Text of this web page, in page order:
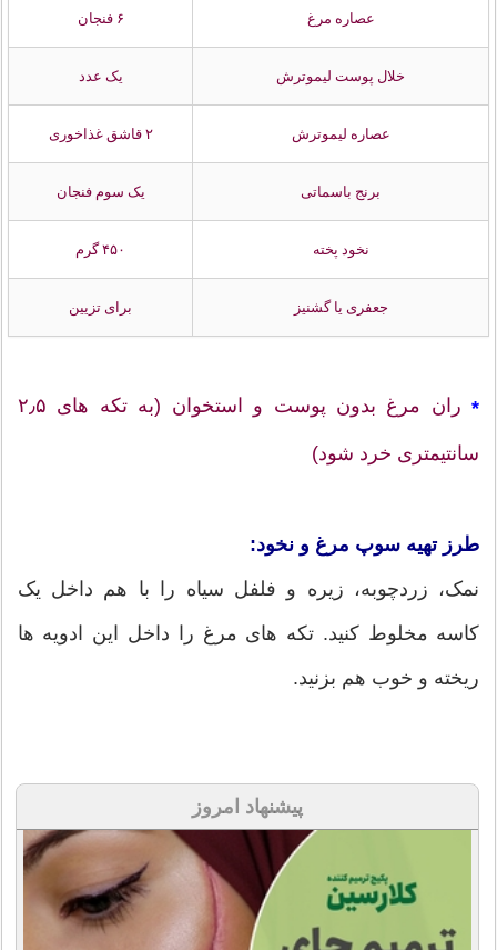
عصاره مرغ ۶ فنجان
خلال پوست لیموترش یک عدد
عصاره لیموترش ۲ قاشق غذاخوری
برنج باسماتی یک سوم فنجان
نخود پخته ۴۵۰ گرم
جعفری یا گشنیز برای تزیین
* ران مرغ بدون پوست و استخوان (به تکه های ۲٫۵
سانتیمتری خرد شود)
طرز تهیه سوپ مرغ و نخود:
نمک، زردچوبه، زیره و فلفل سیاه را با هم داخل یک
کاسه مخلوط کنید. تکه های مرغ را داخل این ادویه ها
ریخته و خوب هم بزنید.
پیشنهاد امروز